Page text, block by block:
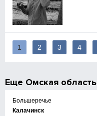
1 2 3 4
Еще Омская область
Большеречье
Калачинск